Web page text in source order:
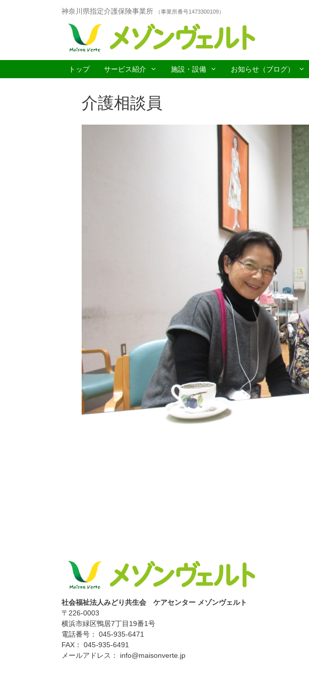
キ
神奈川県指定介護保険事業所 （事業所番号1473300109）
トップ サービス紹介 施設・設備 お知らせ（ブログ）
介護相談員
社会福祉法人みどり共生会 ケアセンター メゾンヴェルト
〒226-0003
横浜市緑区鴨居7丁目19番1号
電話番号： 045-935-6471
FAX： 045-935-6491
メールアドレス： info@maisonverte.jp